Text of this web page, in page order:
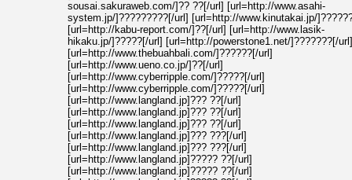
sousai.sakuraweb.com/]?? ??[/url] [url=http://www.asahi-
system.jp/]?????????[/url] [url=http://www.kinutakai.jp/
[url=http://kabu-report.com/]??[/url] [url=http://www.lasik-
hikaku.jp/]?????[/url] [url=http://powerstone1.net/]???????[/url]
[url=http://www.thebuahbali.com/]??????[/url]
[url=http://www.ueno.co.jp/]??[/url]
[url=http://www.cyberripple.com/]?????[/url]
[url=http://www.cyberripple.com/]?????[/url]
[url=http://www.langland.jp]??? ??[/url]
[url=http://www.langland.jp]??? ??[/url]
[url=http://www.langland.jp]??? ??[/url]
[url=http://www.langland.jp]??? ???[/url]
[url=http://www.langland.jp]??? ???[/url]
[url=http://www.langland.jp]????? ??[/url]
[url=http://www.langland.jp]????? ??[/url]